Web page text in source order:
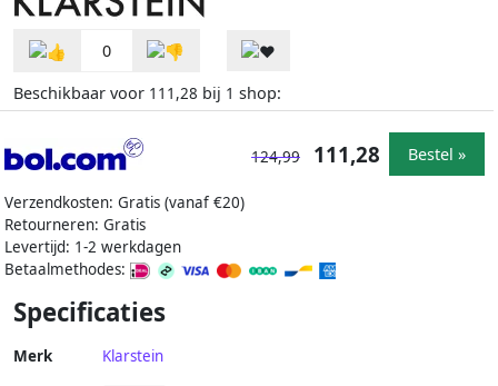
0
Beschikbaar voor 111,28 bij 1 shop:
Verzendkosten: Gratis (vanaf €20)
Retourneren: Gratis
Levertijd: 1-2 werkdagen
Betaalmethodes:
124,99 111,28 Bestel »
Specificaties
Merk Klarstein